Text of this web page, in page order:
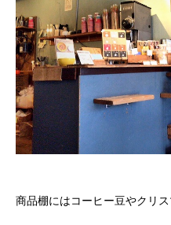
商品棚にはコーヒー豆やクリ